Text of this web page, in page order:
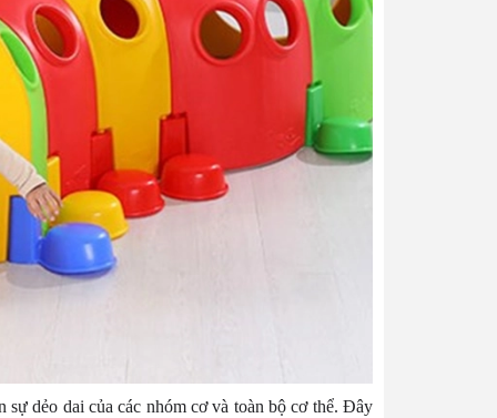
sự dẻo dai của các nhóm cơ và toàn bộ cơ thể. Đây